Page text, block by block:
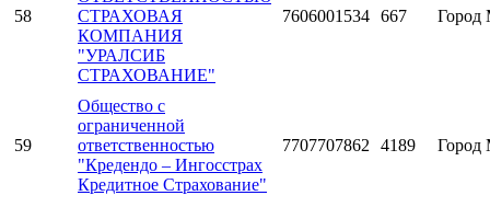
58
СТРАХОВАЯ
КОМПАНИЯ
"УРАЛСИБ
СТРАХОВАНИЕ"
7606001534 667 Город
59
Общество с
ограниченной
ответственностью
"Кредендо – Ингосстрах
Кредитное Страхование"
7707707862 4189 Город